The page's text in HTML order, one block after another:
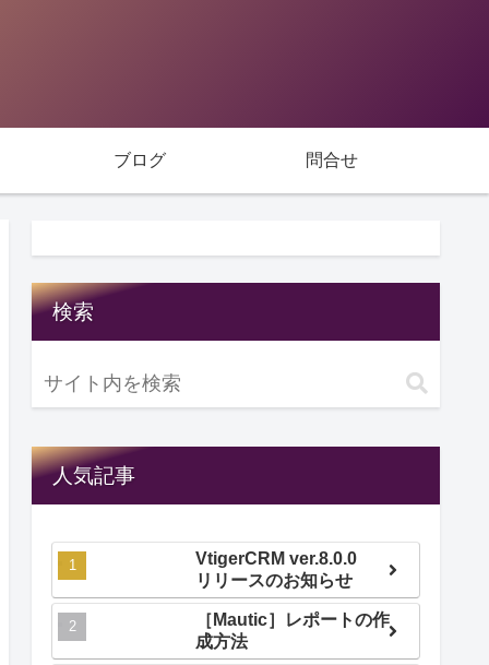
ブログ 問合せ
検索
人気記事
VtigerCRM ver.8.0.0
リリースのお知らせ
［Mautic］レポートの作
成方法